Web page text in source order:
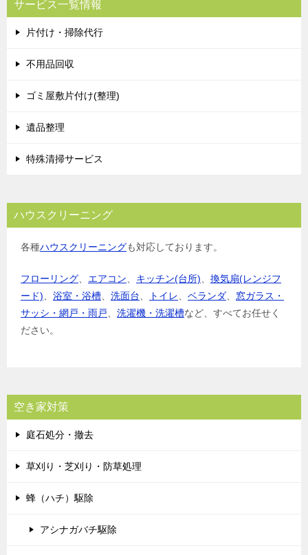
サービス一覧情報
片付け・掃除代行
不用品回収
ゴミ屋敷片付け(整理)
遺品整理
特殊清掃サービス
ハウスクリーニング
各種ハウスクリーニングも対応しております。
フローリング、 エアコン、 キッチン(台所)、 換気扇(レンジフ
ード)、 浴室・浴槽、 洗面台、 トイレ、 ベランダ、 窓ガラス・
サッシ・網戸・雨戸、 洗濯機・洗濯槽など、すべてお任せく
ださい。
空き家対策
庭石処分・撤去
草刈り・芝刈り・防草処理
蜂（ハチ）駆除
アシナガバチ駆除